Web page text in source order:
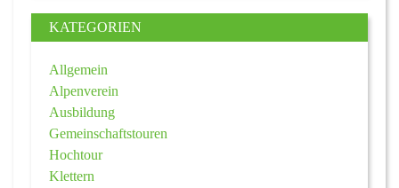
KATEGORIEN
Allgemein
Alpenverein
Ausbildung
Gemeinschaftstouren
Hochtour
Klettern